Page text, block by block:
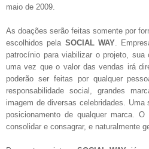
maio de 2009.
As doações serão feitas somente por
escolhidos pela SOCIAL WAY .
patrocínio para viabilizar o projeto, sua
uma vez que o valor das vendas irá
poderão ser feitas por qualquer
responsabilidade social, grandes
imagem de diversas celebridades. Uma
posicionamento de qualquer marca. O
consolidar e consagrar, e naturalmente